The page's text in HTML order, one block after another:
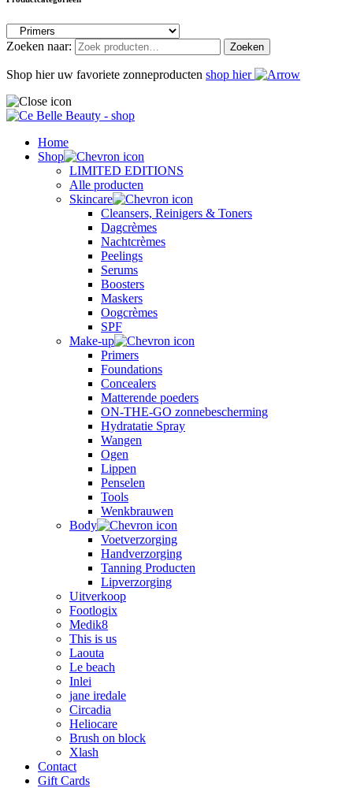
Zoeken naar: Zoeken
Shop hier uw favoriete zonneproducten shop hier
Home
Shop
LIMITED EDITIONS
Alle producten
Skincare
Cleansers, Reinigers & Toners
Dagcrèmes
Nachtcrèmes
Peelings
Serums
Boosters
Maskers
Oogcrèmes
SPF
Make-up
Primers
Foundations
Concealers
Matterende poeders
ON-THE-GO zonnebescherming
Hydratatie Spray
Wangen
Ogen
Lippen
Penselen
Tools
Wenkbrauwen
Body
Voetverzorging
Handverzorging
Tanning Producten
Lipverzorging
Uitverkoop
Footlogix
Medik8
This is us
Laouta
Le beach
Inlei
jane iredale
Circadia
Heliocare
Brush on block
Xlash
Contact
Gift Cards